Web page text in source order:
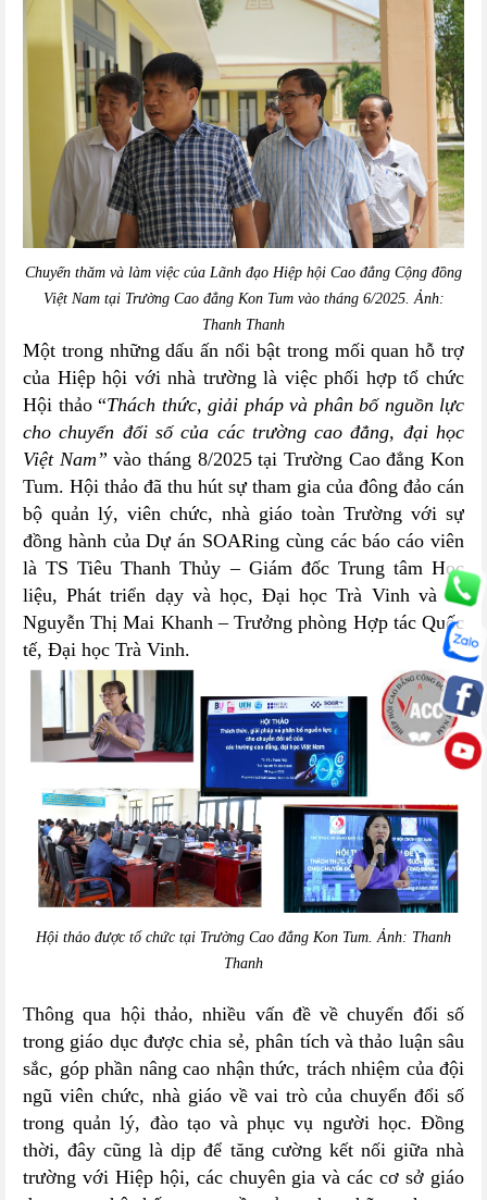
Chuyến thăm và làm việc của Lãnh đạo Hiệp hội Cao đẳng Cộng đồng
Việt Nam tại Trường Cao đẳng Kon Tum vào tháng 6/2025. Ảnh:
Thanh Thanh
Một trong những dấu ấn nổi bật trong mối quan hỗ trợ
của Hiệp hội với nhà trường là việc phối hợp tổ chức
Hội thảo “Thách thức, giải pháp và phân bố nguồn lực
cho chuyển đổi số của các trường cao đẳng, đại học
Việt Nam” vào tháng 8/2025 tại Trường Cao đẳng Kon
Tum. Hội thảo đã thu hút sự tham gia của đông đảo cán
bộ quản lý, viên chức, nhà giáo toàn Trường với sự
đồng hành của Dự án SOARing cùng các báo cáo viên
là TS Tiêu Thanh Thủy – Giám đốc Trung tâm Học
liệu, Phát triển dạy và học, Đại học Trà Vinh và cô
Nguyễn Thị Mai Khanh – Trưởng phòng Hợp tác Quốc
tế, Đại học Trà Vinh.
Hội thảo được tổ chức tại Trường Cao đẳng Kon Tum. Ảnh: Thanh
Thanh
Thông qua hội thảo, nhiều vấn đề về chuyển đổi số
trong giáo dục được chia sẻ, phân tích và thảo luận sâu
sắc, góp phần nâng cao nhận thức, trách nhiệm của đội
ngũ viên chức, nhà giáo về vai trò của chuyển đổi số
trong quản lý, đào tạo và phục vụ người học. Đồng
thời, đây cũng là dịp để tăng cường kết nối giữa nhà
trường với Hiệp hội, các chuyên gia và các cơ sở giáo